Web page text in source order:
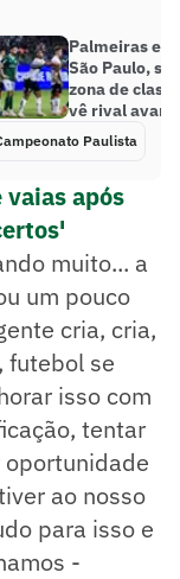
Palmeiras
São Paulo,
zona de
vê rival
Paulista
após
muito... a
um pouco
cria, cria,
futebol se
isso com
tentar
ao nosso
para isso e
-